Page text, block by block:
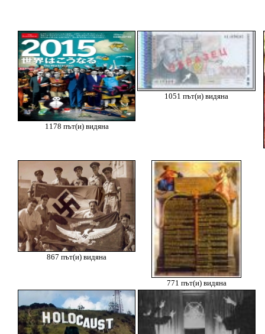
1178 път(и) видяна
1051 път(и) видяна
867 път(и) видяна
771 път(и) видяна